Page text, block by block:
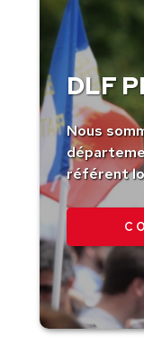
DLF
Nous
référent